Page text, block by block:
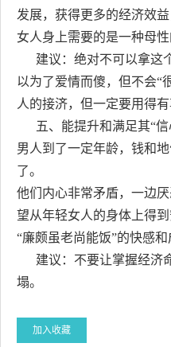
发展，获得更多的经济效
女人身上需要的是一种母
建议：绝对不可以拿这
以为了爱情而傻，但不会“
人的接济，但一定要用得有
五、能提升和满足其“信
男人到了一定年龄，钱和
了。
他们内心非常矛盾，一边
望从年轻女人的身体上得
“廉颇虽老尚能饭”的快感和
建议：不要让掌握经济
塌。
加入收藏